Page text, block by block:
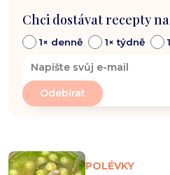
Chci dostávat recepty
1× denně 1× týdně
POLÉVKY